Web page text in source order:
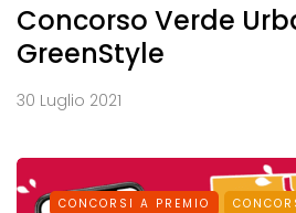
Concorso Verde
GreenStyle
30 Luglio 2021
CONCORSI A PREMIO